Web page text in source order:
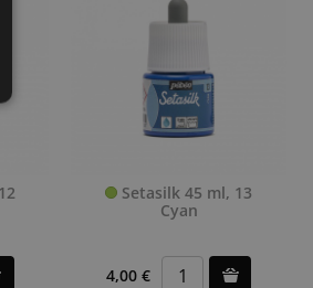
Setasilk 45 ml, 13
Cyan
4,00 €